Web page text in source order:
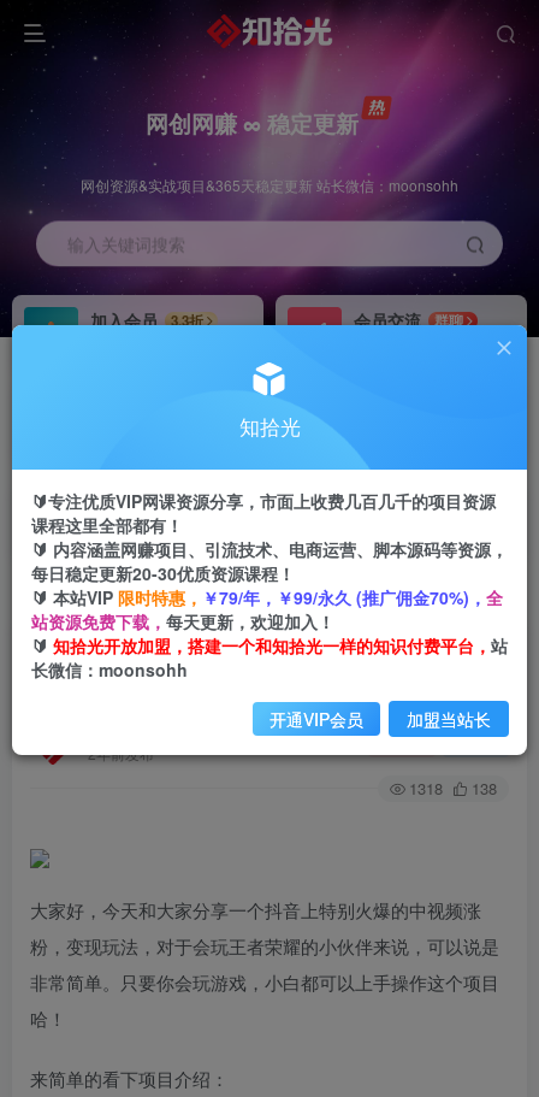
网创网赚 ∞ 稳定更新
网创资源&实战项目&365天稳定更新 站长微信：moonsohh
输入关键词搜索
加入会员
3.3折
会员交流
群聊
首页 创业课程 会员专属 正文
（6788期）抖音王者荣耀游戏变现副业项目，视
频版一条龙实操玩法分享给你
2年前发布
关注 私信
1318 138
大家好，今天和大家分享一个抖音上特别火爆的中视频涨
粉，变现玩法，对于会玩王者荣耀的小伙伴来说，可以说是
非常简单。只要你会玩游戏，小白都可以上手操作这个项目
哈！
来简单的看下项目介绍：
知拾光
🔰专注优质VIP网课资源分享，市面上收费几百几千的项目资源
课程这里全部都有！
🔰 内容涵盖网赚项目、引流技术、电商运营、脚本源码等资源，
每日稳定更新20-30优质资源课程！
🔰 本站VIP 限时特惠， ￥79/年，￥99/永久 (推广佣金70%)， 全
站资源免费下载， 每天更新，欢迎加入！
🔰 知拾光开放加盟，搭建一个和知拾光一样的知识付费平台， 站
长微信：moonsohh
开通VIP会员 加盟当站长